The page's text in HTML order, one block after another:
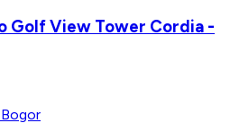
Golf View Tower Cordia -